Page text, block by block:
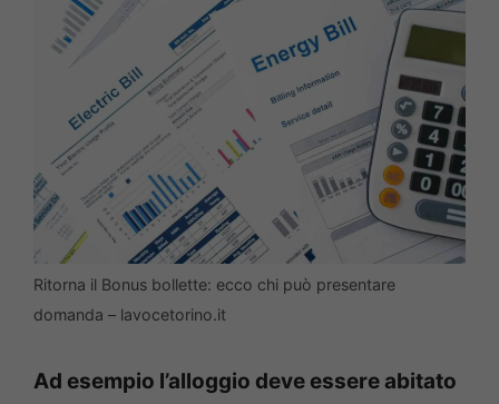
Ritorna il Bonus bollette: ecco chi può presentare
domanda – lavocetorino.it
Ad esempio l’alloggio deve essere abitato